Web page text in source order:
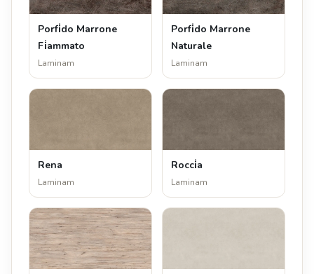
Porfi̇do Marrone
Fi̇ammato
Laminam
Porfi̇do Marrone
Naturale
Laminam
Rena
Laminam
Rocci̇a
Laminam